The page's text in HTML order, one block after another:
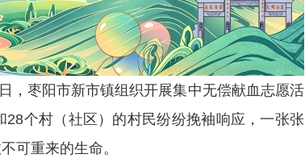
，枣阳市新市镇组织开展集中无偿献血志愿活
个村（社区）的村民纷纷挽袖响应，一张张
可重来的生命。